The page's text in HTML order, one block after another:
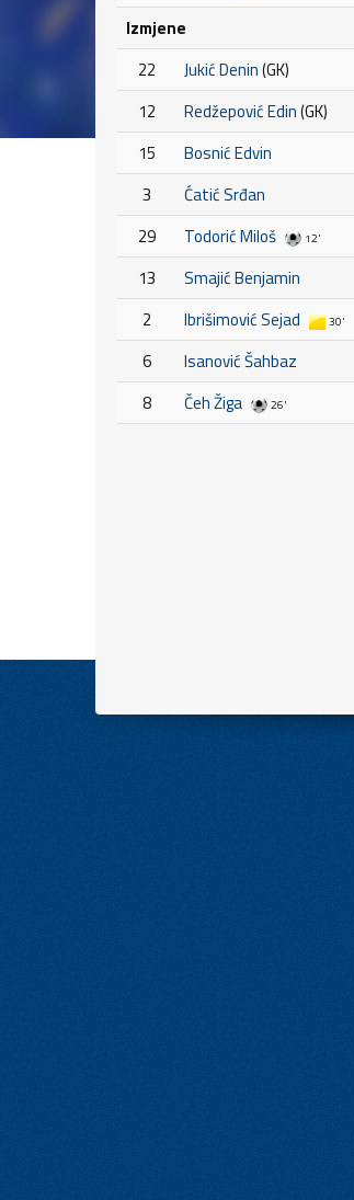
Izmjene
22
Jukić Denin(GK)
12
Redžepović Edin(GK)
15
Bosnić Edvin
3
Ćatić Srđan
29
Todorić Miloš 12'
13
Smajić Benjamin
2
Ibrišimović Sejad 30'
6
Isanović Šahbaz
8
Čeh Žiga 26'